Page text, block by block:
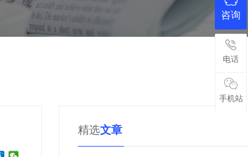
精选文章
咨询
电话
手机站